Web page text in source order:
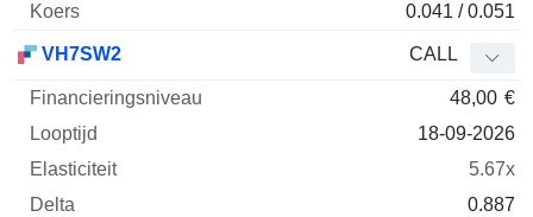
0.041 / 0.051
VH7SW2 CALL
48,00 €
18-09-2026
5.67x
0.887